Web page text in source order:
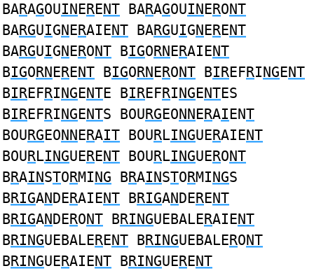
BARAGOUINERENT BARAGOUINERONT
BARGUIGNERAIENT BARGUIGNERENT
BARGUIGNERONT BIGORNERAIENT
BIGORNERENT BIGORNERONT BIREFRINGENT
BIREFRINGENTE BIREFRINGENTES
BIREFRINGENTS BOURGEONNERAIENT
BOURGEONNERAIT BOURLINGUERAIENT
BOURLINGUERENT BOURLINGUERONT
BRAINSTORMING BRAINSTORMINGS
BRIGANDERAIENT BRIGANDERENT
BRIGANDERONT BRINGUEBALERAIENT
BRINGUEBALERENT BRINGUEBALERONT
BRINGUERAIENT BRINGUERENT